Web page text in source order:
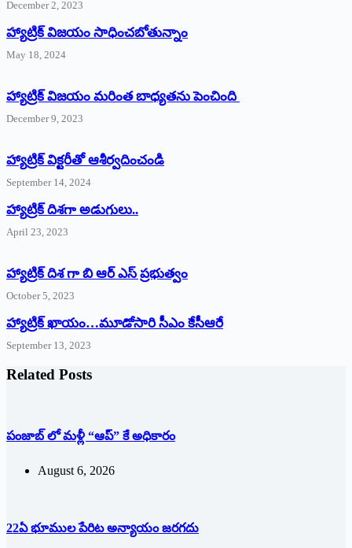
December 2, 2023
హ్యాట్రిక్‌ విజయం సాధించబోతున్నాం
May 18, 2024
హ్యాట్రిక్ విజయం మరింత బాధ్యతను పెంచింది
December 9, 2023
హ్యాట్రిక్‌ ‌విక్టరీతో ఆశీర్వదించండి
September 14, 2024
‌హ్యాట్రిక్‌ ‌దిశగా అడుగులు..
April 23, 2023
హ్యాట్రిక్ దిశ గా బి ఆర్ ఎస్ ప్రభుత్వం
October 5, 2023
హ్యాట్రిక్‌ ‌ఖాయం…మూడోసారి సీఎం కేసీఆరే
September 13, 2023
Related Posts
పంజాబ్ లో మళ్లీ “ఆప్” కే అధికారం
August 6, 2026
22ఏ భూముల పేరిట అన్యాయం జరగదు